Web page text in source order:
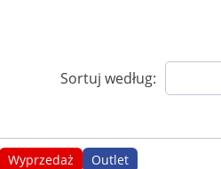
Sortuj według:
Wyprzedaż Outlet